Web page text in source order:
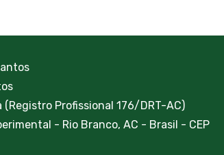
(Registro Profissional 176/DRT-AC)
- Rio Branco, AC - Brasil - CEP